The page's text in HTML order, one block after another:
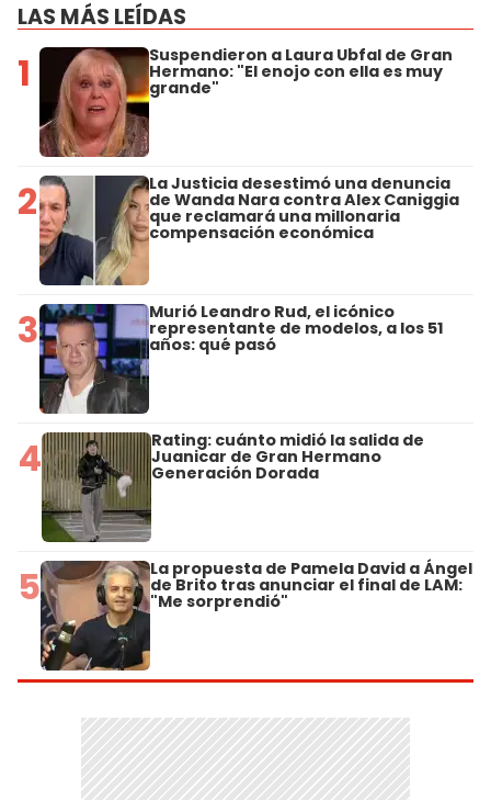
LAS MÁS LEÍDAS
1 Suspendieron a Laura Ubfal de Gran
Hermano: "El enojo con ella es muy
grande"
2 La Justicia desestimó una denuncia
de Wanda Nara contra Alex Caniggia
que reclamará una millonaria
compensación económica
3 Murió Leandro Rud, el icónico
representante de modelos, a los 51
años: qué pasó
4 Rating: cuánto midió la salida de
Juanicar de Gran Hermano
Generación Dorada
5 La propuesta de Pamela David a Ángel
de Brito tras anunciar el final de LAM:
"Me sorprendió"